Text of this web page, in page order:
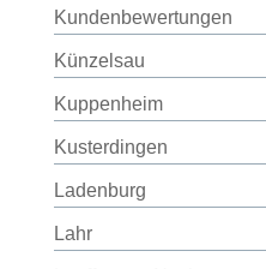
Kundenbewertungen
Künzelsau
Kuppenheim
Kusterdingen
Ladenburg
Lahr